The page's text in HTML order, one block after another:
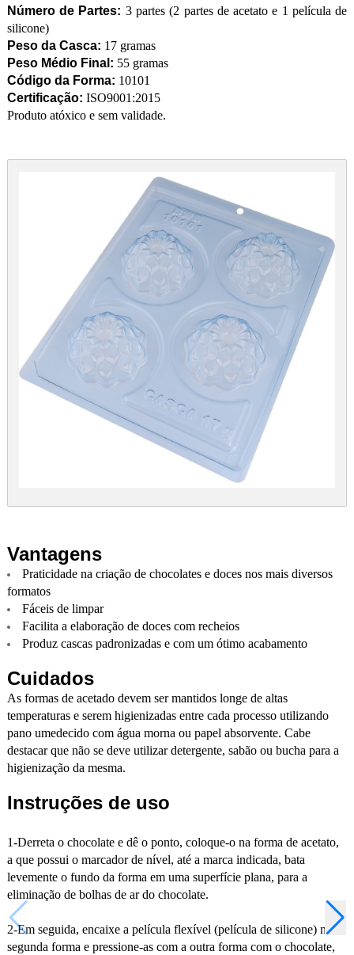
Número de Partes: 3 partes (2 partes de acetato e 1 película de
silicone)
Peso da Casca: 17 gramas
Peso Médio Final: 55 gramas
Código da Forma: 10101
Certificação: ISO9001:2015
Produto atóxico e sem validade.
Vantagens
Praticidade na criação de chocolates e doces nos mais diversos
formatos
Fáceis de limpar
Facilita a elaboração de doces com recheios
Produz cascas padronizadas e com um ótimo acabamento
Cuidados
As formas de acetado devem ser mantidos longe de altas
temperaturas e serem higienizadas entre cada processo utilizando
pano umedecido com água morna ou papel absorvente. Cabe
destacar que não se deve utilizar detergente, sabão ou bucha para a
higienização da mesma.
Instruções de uso
1-Derreta o chocolate e dê o ponto, coloque-o na forma de acetato,
a que possui o marcador de nível, até a marca indicada, bata
levemente o fundo da forma em uma superfície plana, para a
eliminação de bolhas de ar do chocolate.
2-Em seguida, encaixe a película flexível (película de silicone) na
segunda forma e pressione-as com a outra forma com o chocolate,